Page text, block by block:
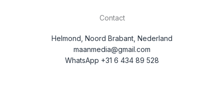
Contact
Helmond, Noord Brabant, Nederland
maanmedia@gmail.com
WhatsApp +31 6 434 89 528